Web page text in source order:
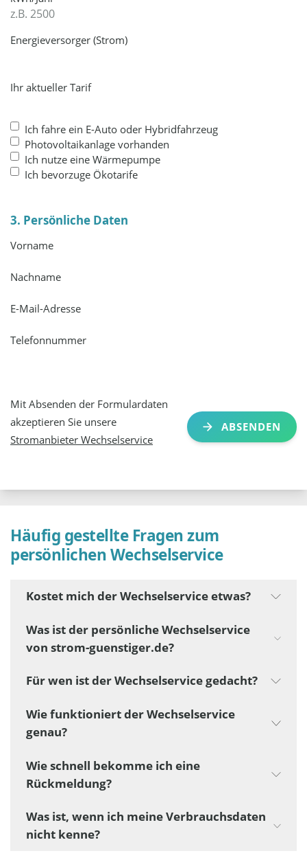
Energieversorger (Strom)
Ihr aktueller Tarif
Ich fahre ein E-Auto oder Hybridfahrzeug
Photovoltaikanlage vorhanden
Ich nutze eine Wärmepumpe
Ich bevorzuge Ökotarife
3. Persönliche Daten
Vorname
Nachname
E-Mail-Adresse
Telefonnummer
Mit Absenden der Formulardaten
akzeptieren Sie unsere
Stromanbieter Wechselservice
ABSENDEN
Häufig gestellte Fragen zum
persönlichen Wechselservice
Kostet mich der Wechselservice etwas?
Was ist der persönliche Wechselservice
von strom-guenstiger.de?
Für wen ist der Wechselservice gedacht?
Wie funktioniert der Wechselservice
genau?
Wie schnell bekomme ich eine
Rückmeldung?
Was ist, wenn ich meine Verbrauchsdaten
nicht kenne?